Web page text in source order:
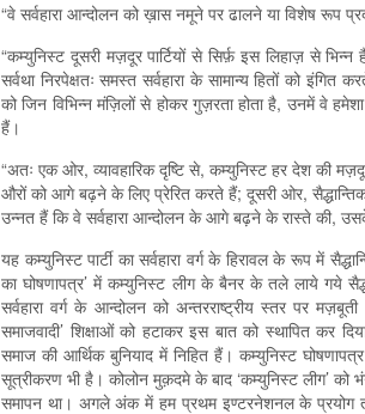
“वे सर्वहारा आन्दोलन को ख़ास नमूने पर ढालने या विशेष रूप
“कम्युनिस्ट दूसरी मज़दूर पार्टियों से सिर्फ़ इस लिहाज़ से भिन्न
सर्वथा निरपेक्षतः समस्त सर्वहारा के सामान्य हितों को
को जिन विभिन्न मंज़िलों से होकर गुज़रता होता है, उनमें वे
हैं।
“अतः एक ओर, व्यावहारिक दृष्टि से, कम्युनिस्ट हर देश की
औरों को आगे बढ़ने के लिए प्रेरित करते हैं; दूसरी ओर,
उन्नत हैं कि वे सर्वहारा आन्दोलन के आगे बढ़ने के रास्ते की,
यह कम्युनिस्ट पार्टी का सर्वहारा वर्ग के हिरावल के रूप में
का घोषणापत्र’ में कम्युनिस्ट लीग के बैनर के तले लाये गये
सर्वहारा वर्ग के आन्दोलन को अन्तरराष्ट्रीय स्तर पर
समाजवादी’ शिक्षाओं को हटाकर इस बात को स्थापित कर
समाज की आर्थिक बुनियाद में निहित हैं। कम्युनिस्ट घोषणापत्र
सूत्रीकरण भी है। कोलोन मुक़दमे के बाद ‘कम्युनिस्ट लीग’ को
समापन था। अगले अंक में हम प्रथम इण्टरनेशनल के प्रयोग